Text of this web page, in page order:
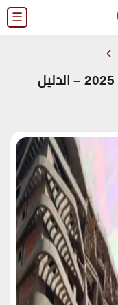
☰
›
عروض معرض سيتي سكيب مصر 2025 – الدليل